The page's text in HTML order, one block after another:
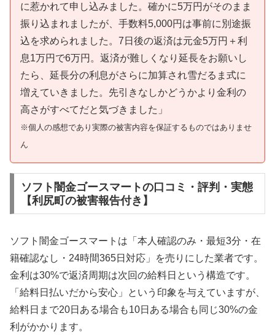
に惹かれて申し込みました。確かに5万円がそのまま
振り込まれましたが、手数料5,000円は事前に別途振
込を求められました。7日後の返済は元金5万円＋利
息1万円で6万円。返済が難しくなり延長をお願いし
たら、延長分の利息がさらに加算され雪だるま式に
増えていきました。先引きなしかどうかより金利の
高さがすべてだと気づきました」
※個人の感想であり実際の被害内容を保証するものではありませ
ん
ソフト闇金ゴースマートの口コミ・評判・実態
【利尻町の被害報告付き】
ソフト闇金ゴースマートは「本人確認のみ・最短3分・在
籍確認なし・24時間365日対応」を売りにした業者です。
金利は30%で返済周期は次回の給料日という構造です。
「給料日払いだから安心」という印象を与えていますが、
給料日まで20日ある場合も10日ある場合も同じ30%の金
利がかかります。